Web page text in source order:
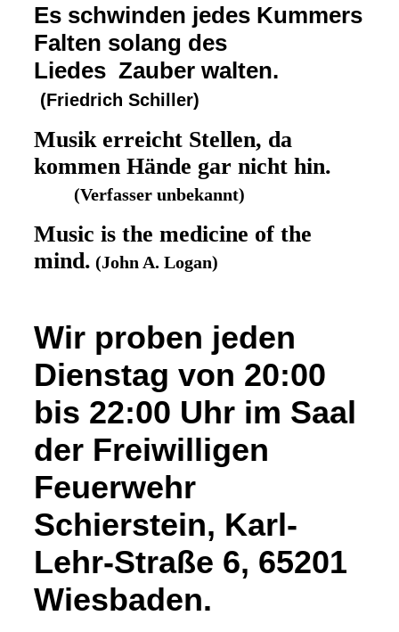
Es schwinden jedes Kummers
Falten solang des
Liedes Zauber walten.
(Friedrich Schiller)
Musik erreicht Stellen, da
kommen Hände gar nicht hin.
(Verfasser unbekannt)
Music is the medicine of the
mind. (John A. Logan)
Wir proben jeden
Dienstag von 20:00
bis 22:00 Uhr im Saal
der Freiwilligen
Feuerwehr
Schierstein, Karl-
Lehr-Straße 6, 65201
Wiesbaden.